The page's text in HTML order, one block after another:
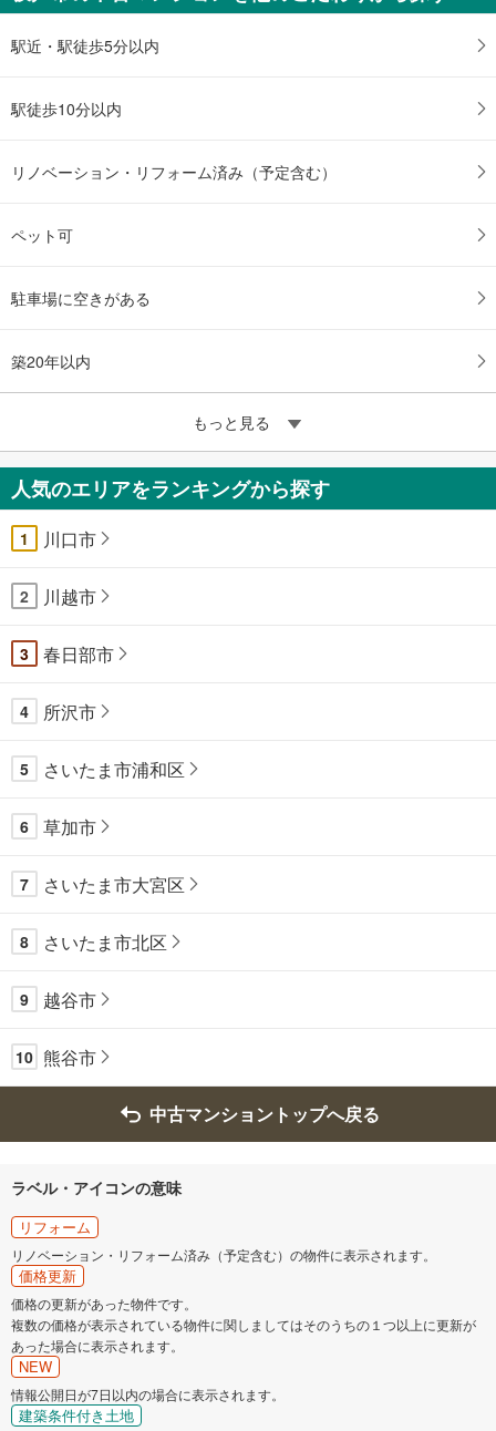
駅近・駅徒歩5分以内
駅徒歩10分以内
リノベーション・リフォーム済み（予定含む）
ペット可
駐車場に空きがある
築20年以内
もっと見る
人気のエリアをランキングから探す
1 川口市
2 川越市
3 春日部市
4 所沢市
5 さいたま市浦和区
6 草加市
7 さいたま市大宮区
8 さいたま市北区
9 越谷市
10 熊谷市
中古マンショントップへ戻る
ラベル・アイコンの意味
リフォーム
リノベーション・リフォーム済み（予定含む）の物件に表示されます。
価格更新
価格の更新があった物件です。
複数の価格が表示されている物件に関しましてはそのうちの１つ以上に更新が
あった場合に表示されます。
NEW
情報公開日が7日以内の場合に表示されます。
建築条件付き土地